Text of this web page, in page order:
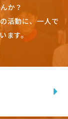
か？
活動に、一人で
ます。